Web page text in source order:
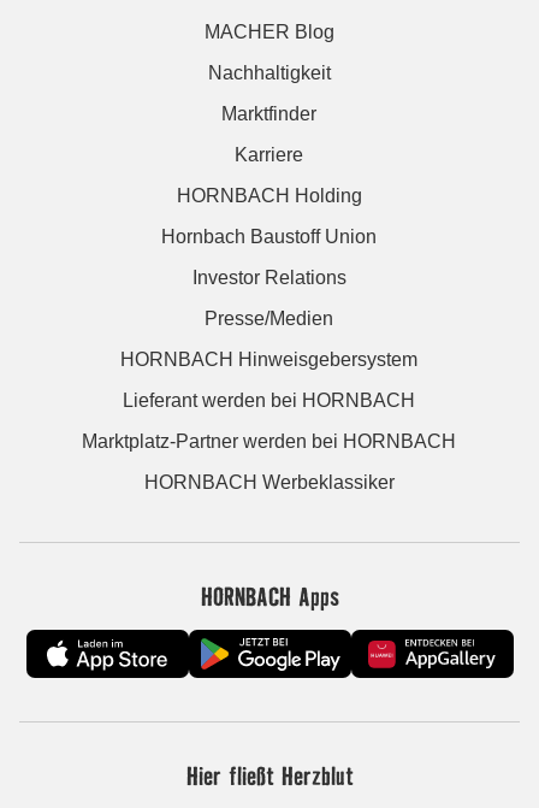
MACHER Blog
Nachhaltigkeit
Marktfinder
Karriere
HORNBACH Holding
Hornbach Baustoff Union
Investor Relations
Presse/Medien
HORNBACH Hinweisgebersystem
Lieferant werden bei HORNBACH
Marktplatz-Partner werden bei HORNBACH
HORNBACH Werbeklassiker
HORNBACH Apps
Hier fließt Herzblut